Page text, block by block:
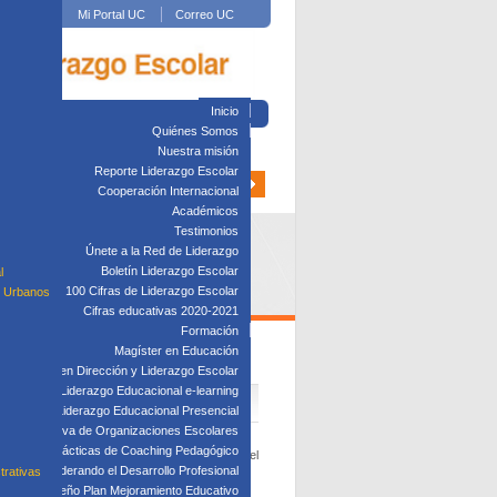
Mi Portal UC Correo UC
Urbanos
Inicio
Quiénes Somos
Nuestra misión
Reporte Liderazgo Escolar
Cooperación Internacional
Académicos
Testimonios
Únete a la Red de Liderazgo
Boletín Liderazgo Escolar
100 Cifras de Liderazgo Escolar
Cifras educativas 2020-2021
Formación
Magíster en Educación
Diplomado en Dirección y Liderazgo Escolar
en Liderazgo Educacional e-learning
en Liderazgo Educacional Presencial
Directiva de Organizaciones Escolares
Taller: Prácticas de Coaching Pedagógico
Taller: Liderando el Desarrollo Profesional
Taller: Diseño Plan Mejoramiento Educativo
de Chile, donde estudió un enfoque del
Based Leadership.